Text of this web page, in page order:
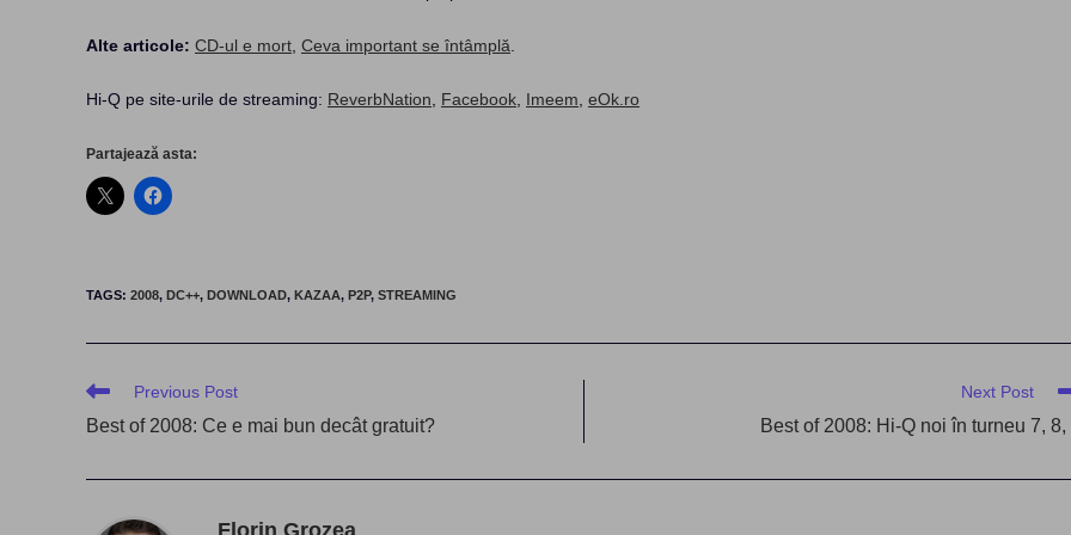
Alte articole: CD-ul e mort Ceva important se întâmplă
Hi-Q pe site-urile de streaming: ReverbNation Facebook Imeem eOk.ro
Partajează asta:
TAGS: 2008, DC++, DOWNLOAD, KAZAA, P2P, STREAMING
Read
articles
Previous Post
Best of 2008: Ce e mai bun decât gratuit?
Next Post
Best of 2008: Hi-Q noi în turneu 7, 8,
Florin Grozea